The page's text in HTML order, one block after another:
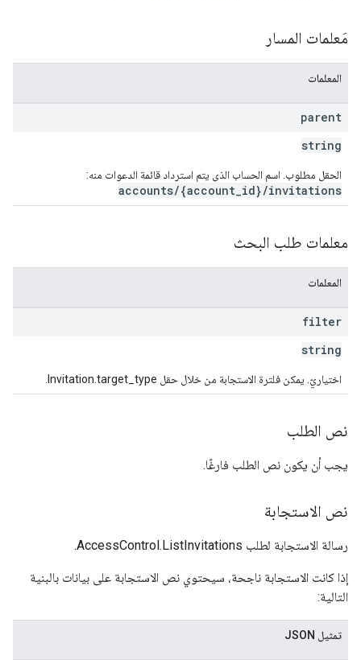
مَعلمات المسار
المعلمات
parent
string
الحقل مطلوب. اسم الحساب الذي يتم استرداد قائمة الدعوات منه:
accounts/{account_id}/invitations
معلمات طلب البحث
المعلمات
filter
string
اختياريّ. يمكن فلترة الاستجابة من خلال حقل Invitation.target_type.
نص الطلب
يجب أن يكون نص الطلب فارغًا.
نص الاستجابة
رسالة الاستجابة لطلب AccessControl.ListInvitations.
إذا كانت الاستجابة ناجحة، سيحتوي نص الاستجابة على بيانات بالبنية
التالية:
تمثيل JSON